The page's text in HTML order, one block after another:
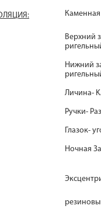
Верхний
Нижний
Личина-
Ручки-
Глазок-
Ночная